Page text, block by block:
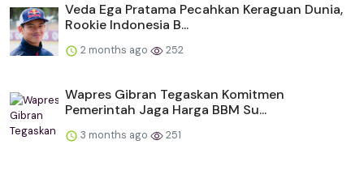
Veda Ega Pratama Pecahkan Keraguan Dunia,
Rookie Indonesia B...
2 months ago 252
Wapres Gibran Tegaskan Komitmen
Pemerintah Jaga Harga BBM Su...
3 months ago 251